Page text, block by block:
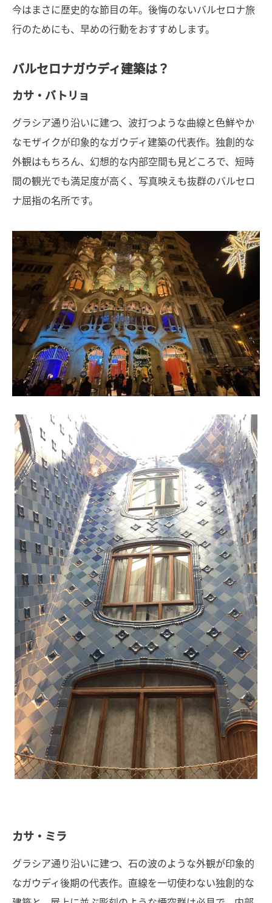
今はまさに歴史的な節目の年。後悔のないバルセロナ旅
行のためにも、早めの行動をおすすめします。
バルセロナガウディ建築は？
カサ・バトリョ
グラシア通り沿いに建つ、波打つような曲線と色鮮やか
なモザイクが印象的なガウディ建築の代表作。独創的な
外観はもちろん、幻想的な内部空間も見どころで、短時
間の観光でも満足度が高く、写真映えも抜群のバルセロ
ナ屈指の名所です。
カサ・ミラ
グラシア通り沿いに建つ、石の波のような外観が印象的
なガウディ後期の代表作。直線を一切使わない独創的な